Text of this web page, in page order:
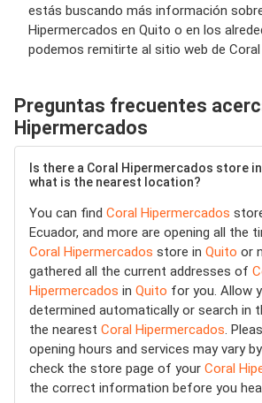
estás buscando más información
Hipermercados en Quito o en los
podemos remitirte al sitio web de
Preguntas frecuentes
Hipermercados
Is there a Coral Hipermercados store in
what is the nearest location?
You can find Coral Hipermercados
Ecuador, and more are opening all the
Coral Hipermercados store in Quito or
gathered all the current addresses of
Hipermercados in Quito for you. Allow
determined automatically or search in
the nearest Coral Hipermercados.
opening hours and services may vary
check the store page of your Coral
the correct information before you